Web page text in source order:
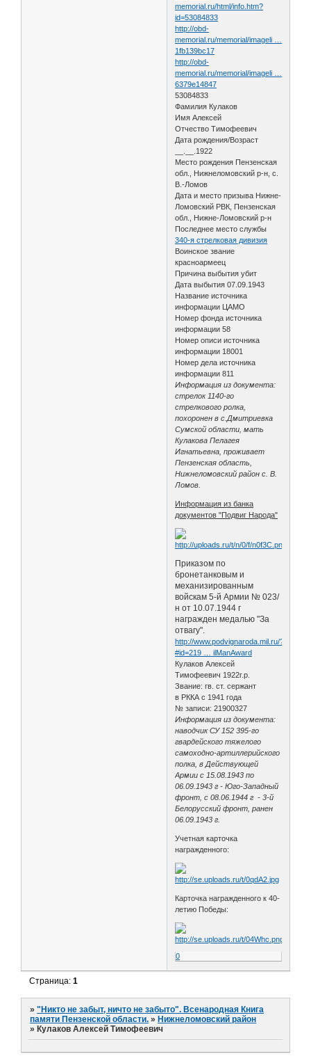
memorial.ru/html/info.htm?
id=53084833
http://obd-
memorial.ru/memorial/imageli …
1fb139bc17
http://obd-
memorial.ru/memorial/imageli …
6379e14847
53084833
Фамилия Кулаков
Имя Алексей
Отчество Тимофеевич
Дата рождения/Возраст
__.__.1922
Место рождения Пензенская
обл., Нижнеломовский р-н, с.
В.-Ломов
Дата и место призыва Нижне-
Ломовский РВК, Пензенская
обл., Нижне-Ломовский р-н
Последнее место службы
340-я стрелковая дивизия
Воинское звание
красноармеец
Причина выбытия убит
Дата выбытия 07.09.1943
Название источника
информации ЦАМО
Номер фонда источника
информации 58
Номер описи источника
информации 18001
Номер дела источника
информации 811
Информация из документа:
стрелок 1140-го
стрелкового ролка,
похоронен в с.Дмитриевка
Сумской области, мать
Кулакова Пелагея
Игнатьевна, проживает
Пензенская область,
Нижнеломовский район с. В.
Ломов.
Информация из банка
документов "Подвиг Народа"
Приказом по
бронетанковым и
механизированным
войскам 5-й Армии № 023/
н от 10.07.1944 г
награжден медалью "За
отвагу".
http://www.podvignaroda.mil.ru/?
#id=219 … ilManAward
Кулаков Алексей
Тимофеевич 1922г.р.
Звание: гв. ст. сержант
в РККА с 1941 года
№ записи: 21900327
Информация из документа:
наводчик СУ 152 395-го
гвардейского тяжелого
самоходно-артиллерийского
полка, в Действующей
Армии с 15.08.1943 по
06.09.1943 г - Юго-Западный
фронт, с 08.06.1944 г - 3-й
Белорусский фронт, ранен
06.09.1943 г.
Учетная карточка
награжденного:
Карточка награжденного к 40-
летию Победы:
0
Страница:1
»"Никто не забыт, ничто не забыто". Всенародная Книга
памяти Пензенской области. » Нижнеломовский район
» Кулаков Алексей Тимофеевич